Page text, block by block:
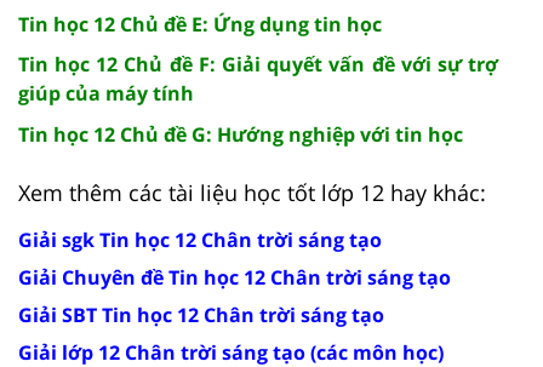
Tin học 12 Chủ đề E: Ứng dụng tin học
Tin học 12 Chủ đề F: Giải quyết vấn đề với sự trợ
giúp của máy tính
Tin học 12 Chủ đề G: Hướng nghiệp với tin học
Xem thêm các tài liệu học tốt lớp 12 hay khác:
Giải sgk Tin học 12 Chân trời sáng tạo
Giải Chuyên đề Tin học 12 Chân trời sáng tạo
Giải SBT Tin học 12 Chân trời sáng tạo
Giải lớp 12 Chân trời sáng tạo (các môn học)